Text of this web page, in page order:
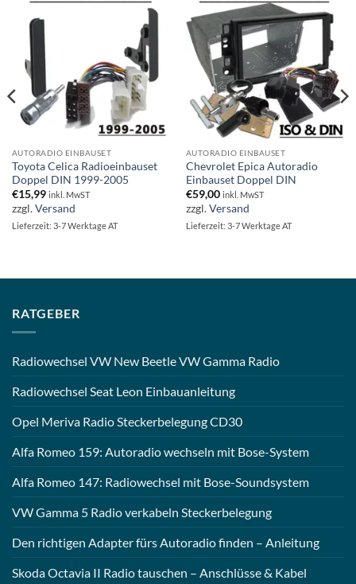
AUTORADIO EINBAUSET
Toyota Celica Radioeinbauset
Doppel DIN 1999-2005
€15,99 inkl. MwST
zzgl.Versand
Lieferzeit: 3-7 Werktage AT
AUTORADIO EINBAUSET
Chevrolet Epica Autoradio
Einbauset Doppel DIN
€59,00 inkl. MwST
zzgl.Versand
Lieferzeit: 3-7 Werktage AT
RATGEBER
Radiowechsel VW New Beetle VW Gamma Radio
Radiowechsel Seat Leon Einbauanleitung
Opel Meriva Radio Steckerbelegung CD30
Alfa Romeo 159: Autoradio wechseln mit Bose-System
Alfa Romeo 147: Radiowechsel mit Bose-Soundsystem
VW Gamma 5 Radio verkabeln Steckerbelegung
Den richtigen Adapter fürs Autoradio finden – Anleitung
Skoda Octavia II Radio tauschen – Anschlüsse & Kabel